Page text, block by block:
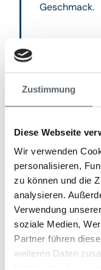
Zustimmung
Diese Webseite
Wir verwenden
personalisieren,
zu können und die
analysieren.
Verwendung
soziale Medien,
Partner führen
weiteren Daten
Geschmack.